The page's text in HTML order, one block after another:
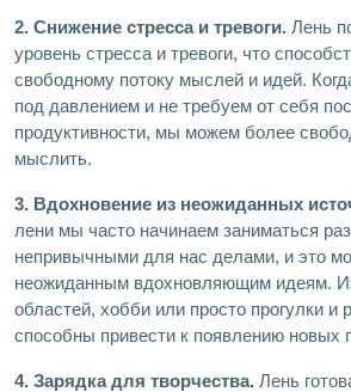
2. Снижение стресса и тревоги. Лень
уровень стресса и тревоги, что
свободному потоку мыслей и идей.
под давлением и не требуем от себя
продуктивности, мы можем более
мыслить.
3. Вдохновение из неожиданных
лени мы часто начинаем заниматься
непривычными для нас делами, и это
неожиданным вдохновляющим идеям.
областей, хобби или просто прогулки и
способны привести к появлению новых
4. Зарядка для творчества. Лень